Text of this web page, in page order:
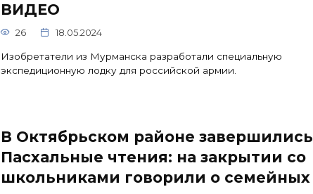
ВИДЕО
26 18.05.2024
Изобретатели из Мурманска разработали специальную
экспедиционную лодку для российской армии.
В Октябрьском районе завершились
Пасхальные чтения: на закрытии со
школьниками говорили о семейных